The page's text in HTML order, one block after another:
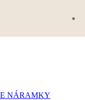
NÁRAMKY